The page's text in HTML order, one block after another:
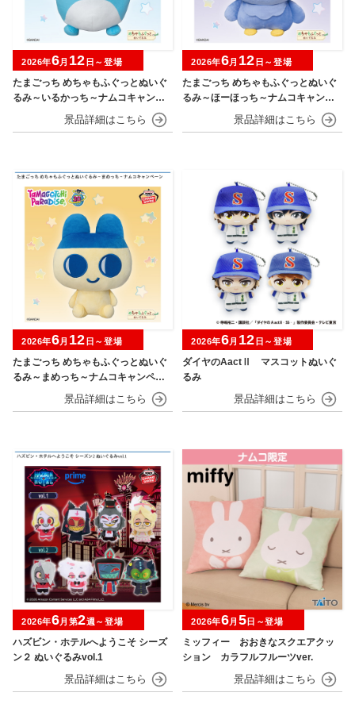
たまごっち めちゃもふぐっとぬいぐ
るみ～いるかっち～ナムコキャンペ
2026年6月 12 日～登場
たまごっち めちゃもふぐっとぬいぐ
るみ～ほーほっち～ナムコキャンペ
2026年6月 12 日～登場
たまごっち めちゃもふぐっとぬいぐ
るみ～まめっち～ナムコキャンペー
2026年6月 12 日～登場
ダイヤのAactⅡ マスコットぬいぐ
るみ
2026年6月 12 日～登場
ハズビン・ホテルへようこそ シーズ
ン２ ぬいぐるみvol.1
2026年6月第2週～登場
ミッフィー おおきなスクエアクッ
ション カラフルフルーツver.
2026年6月 5日～登場